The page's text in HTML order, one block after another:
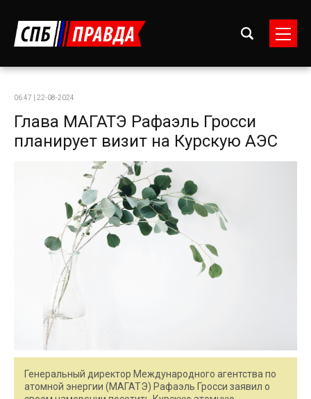
06:47 | 22-08-2024
Глава МАГАТЭ Рафаэль Гросси
планирует визит на Курскую АЭС
Генеральный директор Международного агентства по
атомной энергии (МАГАТЭ) Рафаэль Гросси заявил о